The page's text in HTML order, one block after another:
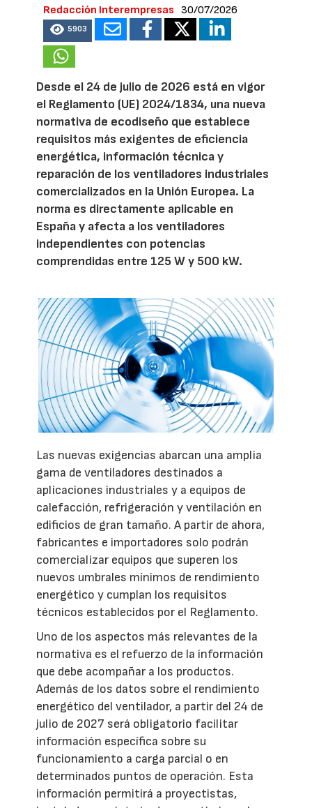
Redacción Interempresas 30/07/2026
5903
Desde el 24 de julio de 2026 está en vigor
el Reglamento (UE) 2024/1834, una nueva
normativa de ecodiseño que establece
requisitos más exigentes de eficiencia
energética, información técnica y
reparación de los ventiladores industriales
comercializados en la Unión Europea. La
norma es directamente aplicable en
España y afecta a los ventiladores
independientes con potencias
comprendidas entre 125 W y 500 kW.
Las nuevas exigencias abarcan una amplia
gama de ventiladores destinados a
aplicaciones industriales y a equipos de
calefacción, refrigeración y ventilación en
edificios de gran tamaño. A partir de ahora,
fabricantes e importadores solo podrán
comercializar equipos que superen los
nuevos umbrales mínimos de rendimiento
energético y cumplan los requisitos
técnicos establecidos por el Reglamento.
Uno de los aspectos más relevantes de la
normativa es el refuerzo de la información
que debe acompañar a los productos.
Además de los datos sobre el rendimiento
energético del ventilador, a partir del 24 de
julio de 2027 será obligatorio facilitar
información específica sobre su
funcionamiento a carga parcial o en
determinados puntos de operación. Esta
información permitirá a proyectistas,